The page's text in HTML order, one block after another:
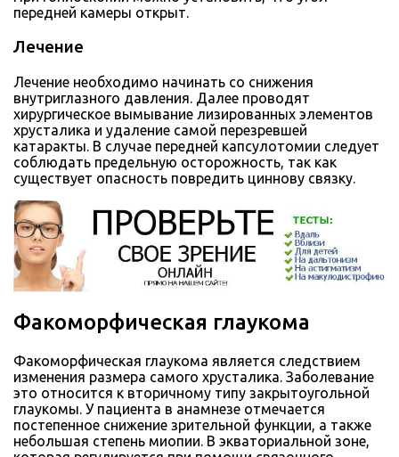
передней камеры открыт.
Лечение
Лечение необходимо начинать со снижения
внутриглазного давления. Далее проводят
хирургическое вымывание лизированных элементов
хрусталика и удаление самой перезревшей
катаракты. В случае передней капсулотомии следует
соблюдать предельную осторожность, так как
существует опасность повредить циннову связку.
Факоморфическая глаукома
Факоморфическая глаукома является следствием
изменения размера самого хрусталика. Заболевание
это относится к вторичному типу закрытоугольной
глаукомы. У пациента в анамнезе отмечается
постепенное снижение зрительной функции, а также
небольшая степень миопии. В экваториальной зоне,